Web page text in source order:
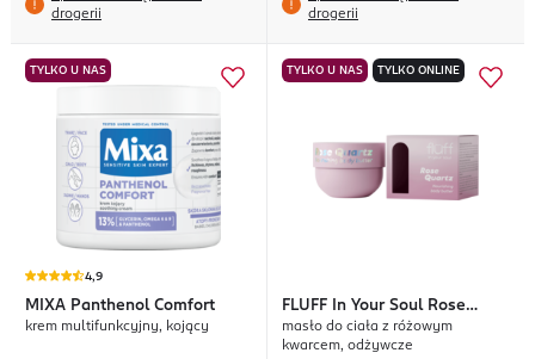
drogerii
drogerii
TYLKO U NAS
4,9
MIXA Panthenol Comfort
krem multifunkcyjny, kojący
TYLKO U NAS TYLKO ONLINE
FLUFF
In Your Soul Rose
Quartz
masło do ciała z różowym
kwarcem, odżywcze